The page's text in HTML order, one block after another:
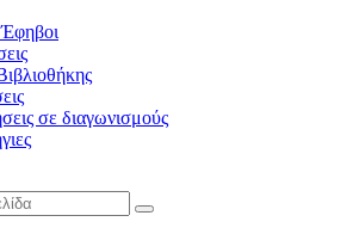
σε διαγωνισμούς